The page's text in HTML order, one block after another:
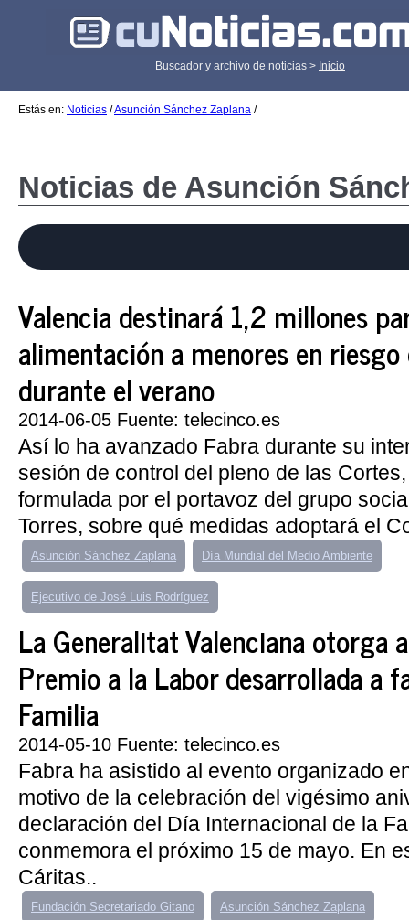
Buscador y archivo de noticias > Inicio
Estás en: Noticias /Asunción Sánchez Zaplana /
Noticias de Asunción
Valencia destinará 1,2 millones
alimentación a menores en
durante el verano
2014-06-05 Fuente: telecinco.es
Así lo ha avanzado Fabra durante su
sesión de control del pleno de las
formulada por el portavoz del grupo
Torres, sobre qué medidas adoptará el
Asunción Sánchez Zaplana Día Mundial del Medio Ambiente
Ejecutivo de José Luis Rodríguez
La Generalitat Valenciana otorga
Premio a la Labor desarrollada a
Familia
2014-05-10 Fuente: telecinco.es
Fabra ha asistido al evento organizado
motivo de la celebración del vigésimo
declaración del Día Internacional de la
conmemora el próximo 15 de mayo. En
Cáritas..
Fundación Secretariado Gitano Asunción Sánchez Zaplana